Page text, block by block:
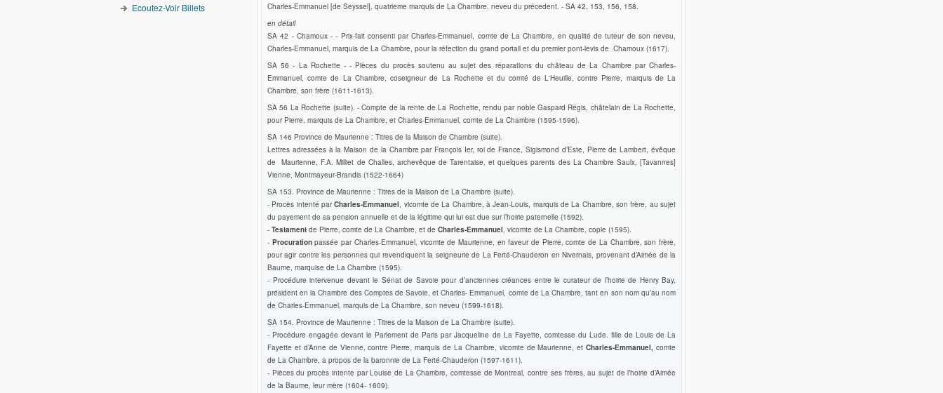
Charles-Emmanuel [de Seyssel], quatrieme marquis de La Chambre, neveu du précedent. - SA 42, 153, 156, 158.
en détail
SA 42 - Chamoux - - Prix-fait consenti par Charles-Emmanuel, comte de La Chambre, en qualité de tuteur de son neveu,
Charles-Emmanuel, marquis de La Chambre, pour la réfection du grand portail et du premier pont-levis de Chamoux (1617).
SA 56 - La Rochette - - Pièces du procès soutenu au sujet des réparations du château de La Chambre par Charles-
Emmanuel, comte de La Chambre, coseigneur de La Rochette et du comté de L'Heuille, contre Pierre, marquis de La
Chambre, son frère (1611-1613).
SA 56 La Rochette (suite). - Compte de la rente de La Rochette, rendu par noble Gaspard Régis, châtelain de La Rochette,
pour Pierre, marquis de La Chambre, et Charles-Emmanuel, comte de La Chambre (1595-1596).
SA 146 Province de Maurienne : Titres de la Maison de Chambre (suite).
Lettres adressées à la Maison de la Chambre par François Ier, roi de France, Sigismond d’Este, Pierre de Lambert, évêque
de Maurienne, F.A. Milliet de Challes, archevêque de Tarentaise, et quelques parents des La Chambre Saulx, [Tavannes]
Vienne, Montmayeur-Brandis (1522-1664)
SA 153. Province de Maurienne : Titres de la Maison de La Chambre (suite).
- Procès intenté parCharles-Emmanuel, vicomte de La Chambre, à Jean-Louis, marquis de La Chambre, son frère, au sujet
du payement de sa pension annuelle et de la légitime qui lui est due sur l’hoirie paternelle (1592).
- Testament de Pierre, comte de La Chambre, et de Charles-Emmanuel, vicomte de La Chambre, copie (1595).
- Procurationpassée par Charles-Emmanuel, vicomte de Maurienne, en faveur de Pierre, comte de La Chambre, son frère,
pour agir contre les personnes qui revendiquent la seigneurie de La Ferté-Chauderon en Nivernais, provenant d’Aimée de la
Baume, marquise de La Chambre (1595).
- Procédure intervenue devant le Sénat de Savoie pour d’anciennes créances entre le curateur de l’hoirie de Henry Bay,
président en la Chambre des Comptes de Savoie, et Charles- Emmanuel, comte de La Chambre, tant en son nom qu’au nom
de Charles-Emmanuel, marquis de La Chambre, son neveu (1599-1618).
SA 154. Province de Maurienne : Titres de la Maison de La Chambre (suite).
- Procédure engagée devant le Parlement de Paris par Jacqueline de La Fayette, comtesse du Lude. fille de Louis de La
Fayette et d’Anne de Vienne, contre Pierre, marquis de La Chambre, vicomte de Maurienne, etCharles-Emmanuel, comte
de La Chambre, a propos de la baronnie de La Ferté-Chauderon (1597-1611).
- Pièces du procès intente par Louise de La Chambre, comtesse de Montreal, contre ses frères, au sujet de l’hoirie d’Aimée
de la Baume, leur mère (1604- 1609).
Ecoutez-Voir Billets